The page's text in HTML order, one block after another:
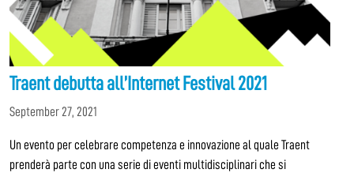
Traent debutta all’Internet Festival 2021
September 27, 2021
Un evento per celebrare competenza e innovazione al quale Traent
prenderà parte con una serie di eventi multidisciplinari che si